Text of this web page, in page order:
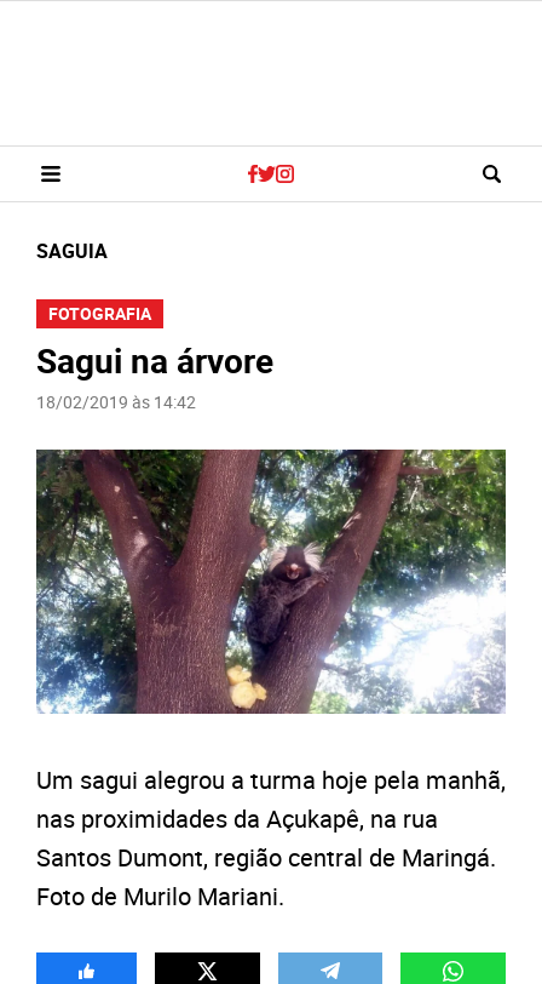
SAGUIA
FOTOGRAFIA
Sagui na árvore
18/02/2019 às 14:42
Um sagui alegrou a turma hoje pela manhã,
nas proximidades da Açukapê, na rua
Santos Dumont, região central de Maringá.
Foto de Murilo Mariani.